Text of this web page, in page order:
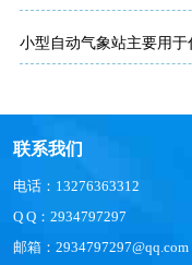
小型自动气象站主要用
联系我们
电话：13276363312
Q Q：2934797297
邮箱：2934797297@qq.com